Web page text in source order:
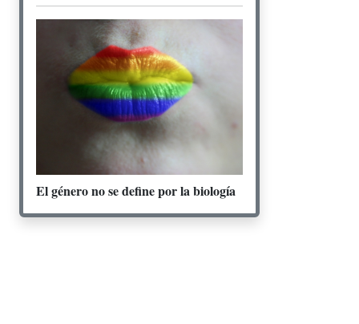
El género no se define por la biología